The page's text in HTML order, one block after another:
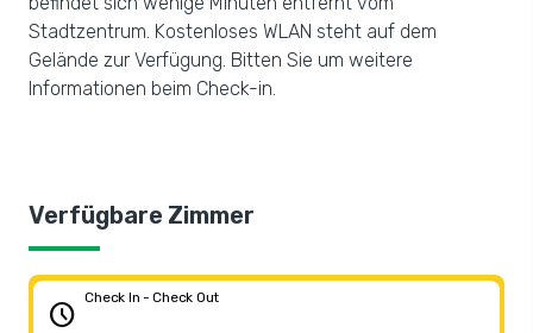
Stadtzentrum. Kostenloses WLAN steht auf dem
Gelände zur Verfügung. Bitten Sie um weitere
Informationen beim Check-in.
Verfügbare Zimmer
schedule
Check In - Check Out